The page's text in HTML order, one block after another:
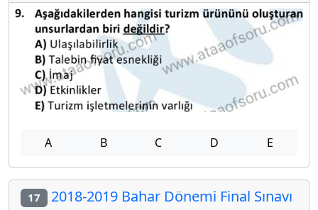
A B C D E
17 2018-2019 Bahar Dönemi Final Sınavı